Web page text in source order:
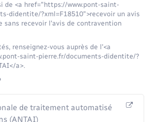
de <a href="https://www.pont-saint-
didentite/?xml=F18510">recevoir un avis
sans recevoir l'avis de contravention
renseignez-vous auprès de l'<a
saint-pierre.fr/documents-didentite/?
a>.
de traitement automatisé
(ANTAI)